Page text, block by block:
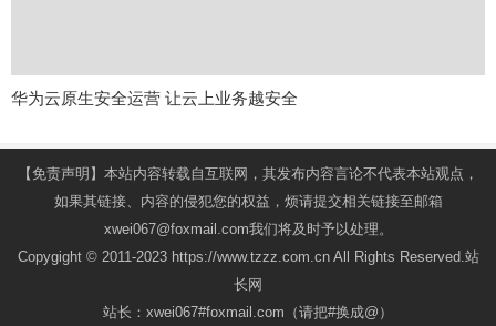
华为云原生安全运营 让云上业务越安全
【免责声明】本站内容转载自互联网，其发布内容言论不代表本站观点，
如果其链接、内容的侵犯您的权益，烦请提交相关链接至邮箱
xwei067@foxmail.com我们将及时予以处理。
Copygight © 2011-2023 https://www.tzzz.com.cn All Rights Reserved.站
长网
站长：xwei067#foxmail.com（请把#换成@）